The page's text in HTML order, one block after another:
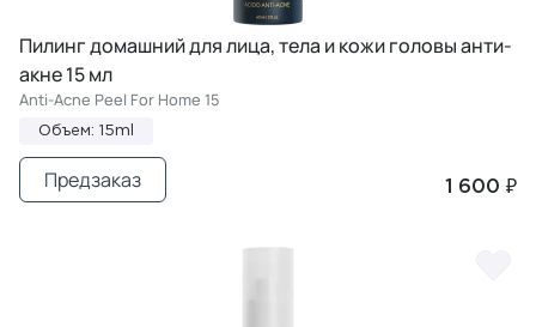
Пилинг домашний для лица, тела и кожи головы анти-
акне 15 мл
Anti-Acne Peel For Home 15
Объем: 15ml
1 600 ₽
Предзаказ